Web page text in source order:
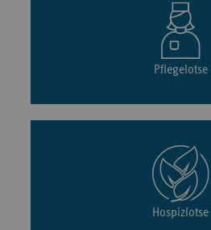
Pflegelotse
Hospizlotse